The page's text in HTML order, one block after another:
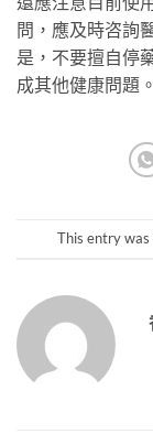
問，應及時咨詢
是，不要擅自停
成其他健康問題。
This entry was